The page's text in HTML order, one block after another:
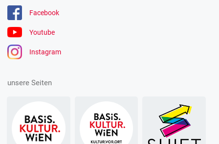
Facebook
Youtube
Instagram
unsere Seiten